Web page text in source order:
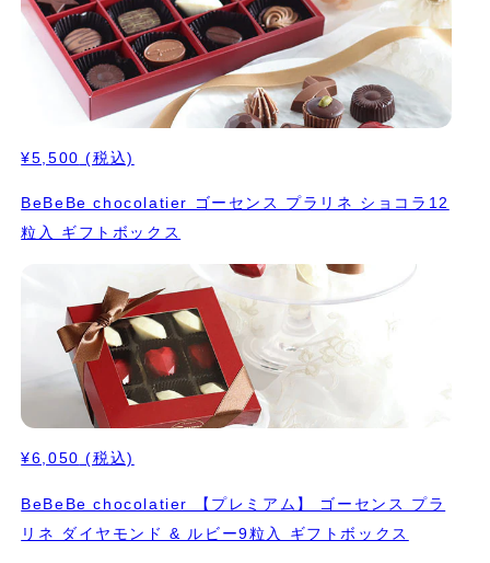
¥5,500 (税込)
BeBeBe chocolatier ゴーセンス プラリネ ショコラ12
粒入 ギフトボックス
¥6,050 (税込)
BeBeBe chocolatier 【プレミアム】 ゴーセンス プラ
リネ ダイヤモンド & ルビー9粒入 ギフトボックス